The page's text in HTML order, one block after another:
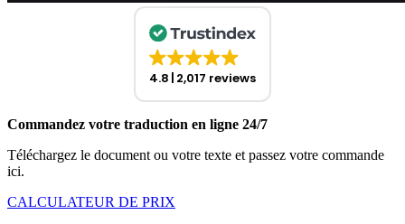
4.8 2,017 reviews
Commandez votre traduction en ligne 24/7
Téléchargez le document ou votre texte et passez votre commande
ici.
CALCULATEUR DE PRIX